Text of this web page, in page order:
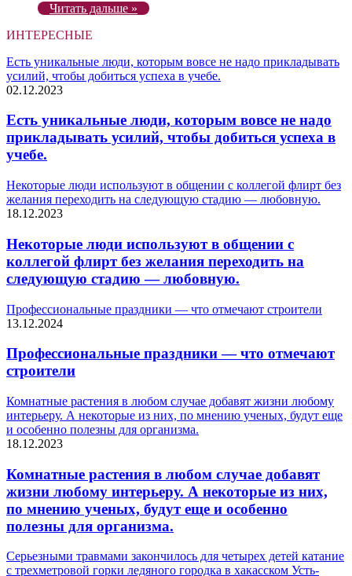
Читать дальше »
ИНТЕРЕСНЫЕ
Есть уникальные люди, которым вовсе не надо прикладывать
усилий, чтобы добиться успеха в учебе.
02.12.2023
Есть уникальные люди, которым вовсе не надо
прикладывать усилий, чтобы добиться успеха в
учебе.
Некоторые люди используют в общении с коллегой флирт без
желания переходить на следующую стадию — любовную.
18.12.2023
Некоторые люди используют в общении с
коллегой флирт без желания переходить на
следующую стадию — любовную.
Профессиональные праздники — что отмечают строители
13.12.2024
Профессиональные праздники — что отмечают
строители
Комнатные растения в любом случае добавят жизни любому
интерьеру. А некоторые из них, по мнению ученых, будут еще
и особенно полезны для организма.
18.12.2023
Комнатные растения в любом случае добавят
жизни любому интерьеру. А некоторые из них,
по мнению ученых, будут еще и особенно
полезны для организма.
Серьезными травмами закончилось для четырех детей катание
с трехметровой горки ледяного городка в хакасском Усть-